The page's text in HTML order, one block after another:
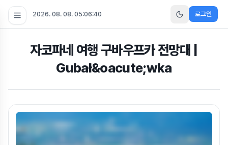
2026. 08. 08. 05:06:41 로그인
자코파네 여행 구바우프카 전망대 |
Gubał&oacute;wka